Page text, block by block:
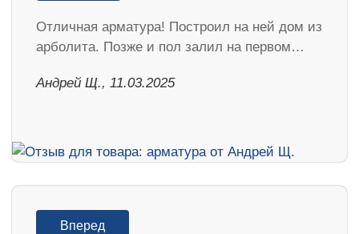
Отличная арматура! Построил на ней дом из
арболита. Позже и пол залил на первом…
Андрей Щ., 11.03.2025
Вперед